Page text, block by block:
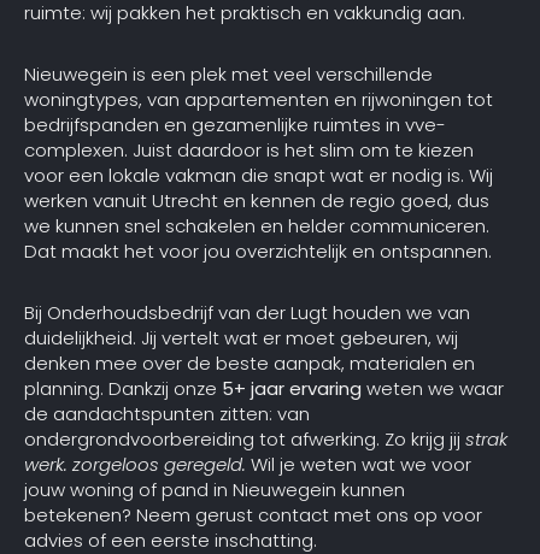
ruimte: wij pakken het praktisch en vakkundig aan.
Nieuwegein is een plek met veel verschillende
woningtypes, van appartementen en rijwoningen tot
bedrijfspanden en gezamenlijke ruimtes in vve-
complexen. Juist daardoor is het slim om te kiezen
voor een lokale vakman die snapt wat er nodig is. Wij
werken vanuit Utrecht en kennen de regio goed, dus
we kunnen snel schakelen en helder communiceren.
Dat maakt het voor jou overzichtelijk en ontspannen.
Bij Onderhoudsbedrijf van der Lugt houden we van
duidelijkheid. Jij vertelt wat er moet gebeuren, wij
denken mee over de beste aanpak, materialen en
planning. Dankzij onze 5+ jaar ervaring weten we waar
de aandachtspunten zitten: van
ondergrondvoorbereiding tot afwerking. Zo krijg jij strak
werk. zorgeloos geregeld. Wil je weten wat we voor
jouw woning of pand in Nieuwegein kunnen
betekenen? Neem gerust contact met ons op voor
advies of een eerste inschatting.